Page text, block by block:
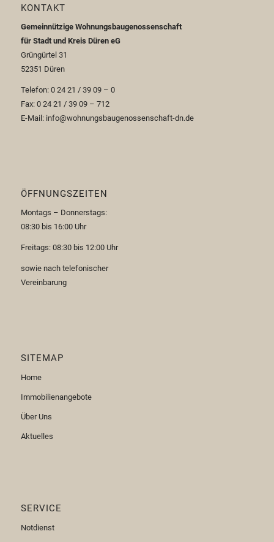
KONTAKT
Gemeinnützige Wohnungsbaugenossenschaft
für Stadt und Kreis Düren eG
Grüngürtel 31
52351 Düren
Telefon: 0 24 21 / 39 09 – 0
Fax: 0 24 21 / 39 09 – 712
E-Mail: info@wohnungsbaugenossenschaft-dn.de
ÖFFNUNGSZEITEN
Montags – Donnerstags:
08:30 bis 16:00 Uhr
Freitags: 08:30 bis 12:00 Uhr
sowie nach telefonischer
Vereinbarung
SITEMAP
Home
Immobilienangebote
Über Uns
Aktuelles
SERVICE
Notdienst